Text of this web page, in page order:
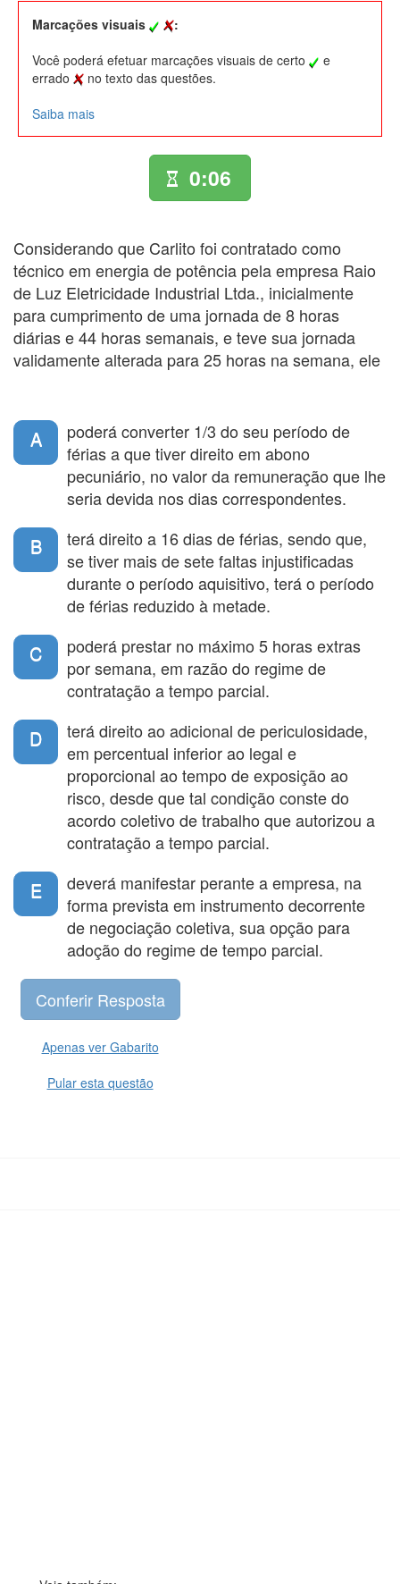
Marcações visuais
:
Você poderá efetuar marcações visuais de certo
e
errado
no texto das questões.
Saiba mais
0:06
Considerando que Carlito foi contratado como
técnico em energia de potência pela empresa Raio
de Luz Eletricidade Industrial Ltda., inicialmente
para cumprimento de uma jornada de 8 horas
diárias e 44 horas semanais, e teve sua jornada
validamente alterada para 25 horas na semana, ele
A
poderá converter 1/3 do seu período de
férias a que tiver direito em abono
pecuniário, no valor da remuneração que lhe
seria devida nos dias correspondentes.
B
terá direito a 16 dias de férias, sendo que,
se tiver mais de sete faltas injustificadas
durante o período aquisitivo, terá o período
de férias reduzido à metade.
C
poderá prestar no máximo 5 horas extras
por semana, em razão do regime de
contratação a tempo parcial.
D
terá direito ao adicional de periculosidade,
em percentual inferior ao legal e
proporcional ao tempo de exposição ao
risco, desde que tal condição conste do
acordo coletivo de trabalho que autorizou a
contratação a tempo parcial.
E
deverá manifestar perante a empresa, na
forma prevista em instrumento decorrente
de negociação coletiva, sua opção para
adoção do regime de tempo parcial.
Apenas ver Gabarito
Pular esta questão